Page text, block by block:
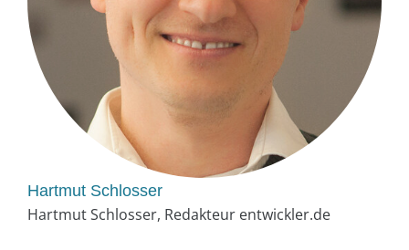
Hartmut Schlosser
Hartmut Schlosser, Redakteur entwickler.de